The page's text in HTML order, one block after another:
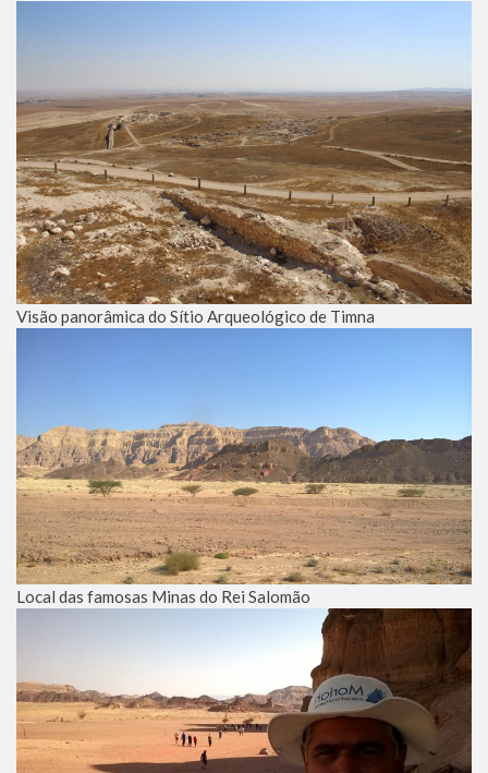
Visão panorâmica do Sítio Arqueológico de Timna
Local das famosas Minas do Rei Salomão